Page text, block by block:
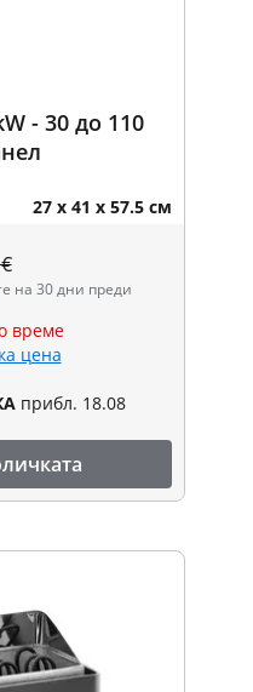
- 30 до 110
27 x 41 x 57.5 см
на 30 дни преди
време
цена
прибл. 18.08